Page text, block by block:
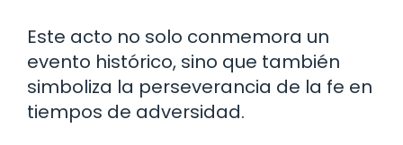
Este acto no solo conmemora un
evento histórico, sino que también
simboliza la perseverancia de la fe en
tiempos de adversidad.